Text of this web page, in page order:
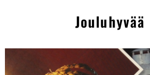
Jouluhyvää